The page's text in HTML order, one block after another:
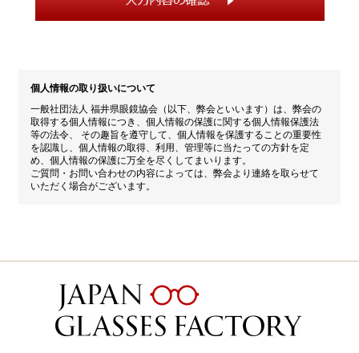
個人情報の取り扱いについて
一般社団法人 福井県眼鏡協会（以下、弊会といいます）は、弊会の
取得する個人情報につき、個人情報の保護に関する個人情報保護法
等の法令、 その趣旨を遵守して、個人情報を保護することの重要性
を認識し、個人情報の取得、利用、管理等に当たっての方針を定
め、個人情報の保護に万全を尽くしてまいります。
ご質問・お問い合わせの内容によっては、弊会より連絡を取らせて
いただく場合がございます。